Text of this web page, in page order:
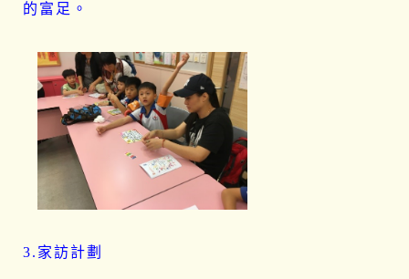
的富足。
3.家訪計劃